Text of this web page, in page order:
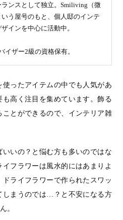
ンスとして独立。Smiliving（微
う屋号のもと、個人邸のインテ
インを中心に活動中。
イザー2級の資格保有。
ったアイテムの中でも人気があ
も高く注目を集めています。飾る
とができるので、インテリア雑
いいの？と悩む方も多いのではな
フラワーは風水的にはあまりよ
ライフラワーで作られたスワッ
しまうのでは…？と不安になる方
。